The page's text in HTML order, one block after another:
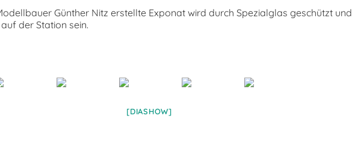
Günther Nitz erstellte Exponat wird durch Spezialglas geschützt und
der Station sein.
[DIASHOW]